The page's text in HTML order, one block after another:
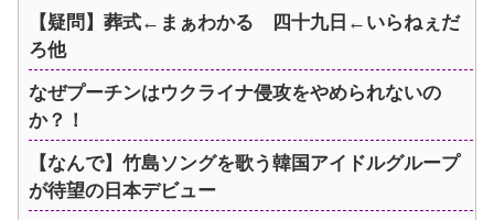
【疑問】葬式←まぁわかる 四十九日←いらねぇだ
ろ他
なぜプーチンはウクライナ侵攻をやめられないの
か？！
【なんで】竹島ソングを歌う韓国アイドルグループ
が待望の日本デビュー